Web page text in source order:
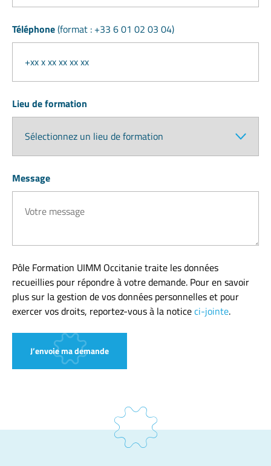
Téléphone(format : +33 6 01 02 03 04)
Lieu de formation
Message
Pôle Formation UIMM Occitanie traite les données
recueillies pour répondre à votre demande. Pour en savoir
plus sur la gestion de vos données personnelles et pour
exercer vos droits, reportez-vous à la noticeci-jointe.
J’envoie ma demande